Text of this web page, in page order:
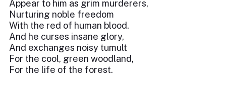
Appear to him as grim murderers,
Nurturing noble freedom
With the red of human blood.
And he curses insane glory,
And exchanges noisy tumult
For the cool, green woodland,
For the life of the forest.